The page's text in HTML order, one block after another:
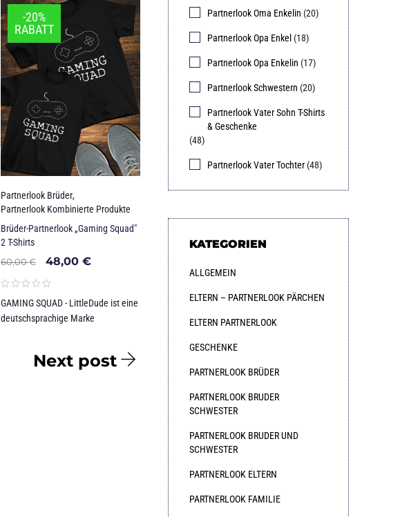
-20%
RABATT
Partnerlook Brüder,
Partnerlook Kombinierte Produkte
Brüder-Partnerlook „Gaming Squad"
2 T-Shirts
60,00€ 48,00 €
GAMING SQUAD - LittleDude ist eine
deutschsprachige Marke
Next post
Partnerlook Oma Enkelin (20)
Partnerlook Opa Enkel (18)
Partnerlook Opa Enkelin (17)
Partnerlook Schwestern (20)
Partnerlook Vater Sohn T-Shirts
& Geschenke
(48)
Partnerlook Vater Tochter (48)
KATEGORIEN
ALLGEMEIN
ELTERN – PARTNERLOOK PÄRCHEN
ELTERN PARTNERLOOK
GESCHENKE
PARTNERLOOK BRÜDER
PARTNERLOOK BRUDER
SCHWESTER
PARTNERLOOK BRUDER UND
SCHWESTER
PARTNERLOOK ELTERN
PARTNERLOOK FAMILIE